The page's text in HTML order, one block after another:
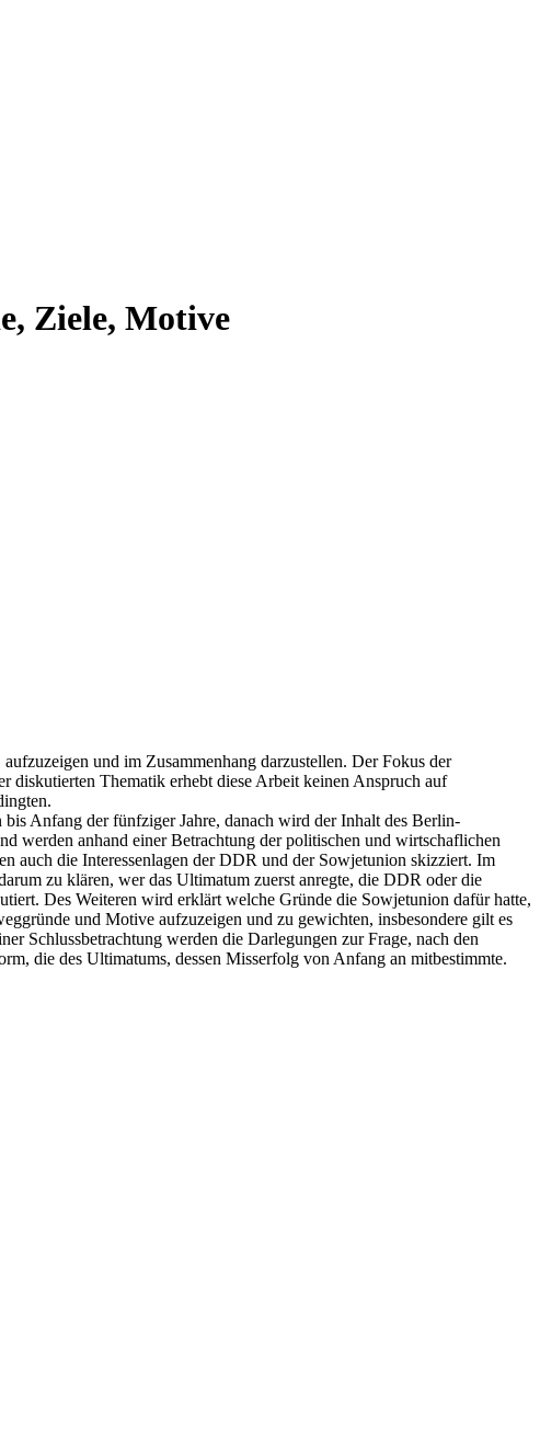
Ziele, Motive
und im Zusammenhang darzustellen. Der Fokus der
Thematik erhebt diese Arbeit keinen Anspruch auf
Anfang der fünfziger Jahre, danach wird der Inhalt des Berlin-
werden anhand einer Betrachtung der politischen und wirtschaflichen
auch die Interessenlagen der DDR und der Sowjetunion skizziert. Im
zu klären, wer das Ultimatum zuerst anregte, die DDR oder die
Des Weiteren wird erklärt welche Gründe die Sowjetunion dafür hatte,
und Motive aufzuzeigen und zu gewichten, insbesondere gilt es
Schlussbetrachtung werden die Darlegungen zur Frage, nach den
die des Ultimatums, dessen Misserfolg von Anfang an mitbestimmte.